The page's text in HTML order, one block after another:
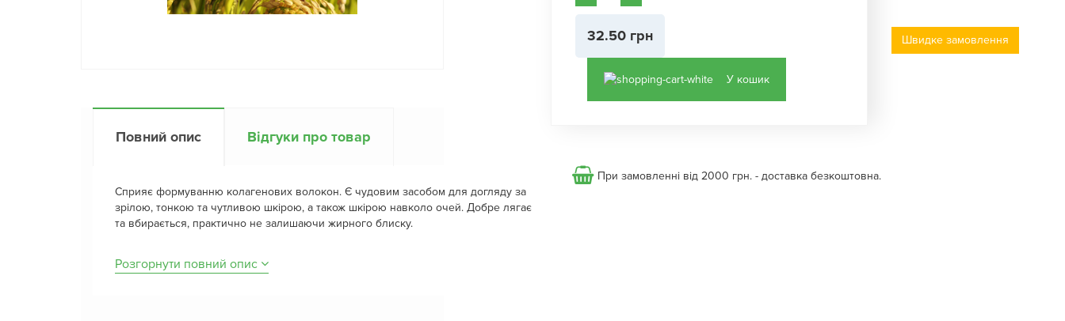
Повний опис Відгуки про товар
Сприяє формуванню колагенових волокон. Є чудовим засобом для догляду за
зрілою, тонкою та чутливою шкірою, а також шкірою навколо очей. Добре лягає
та вбирається, практично не залишаючи жирного блиску.
Розгорнути повний опис
32.50 грн
У кошик
Швидке замовлення
При замовленні від 2000 грн. - доставка безкоштовна.